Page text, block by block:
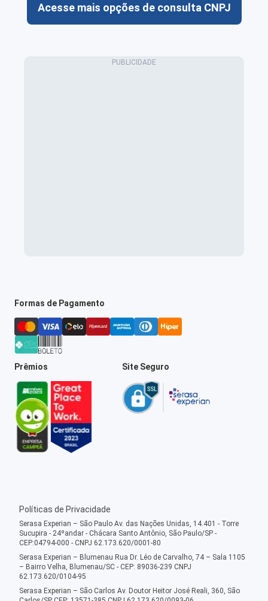
Acesse mais opções de consulta CNPJ
Formas de Pagamento
Prêmios Site Seguro
Políticas de Privacidade
Serasa Experian – São Paulo Av. das Nações Unidas, 14.401 - Torre
Sucupira - 24ºandar - Chácara Santo Antônio, São Paulo/SP -
CEP:04794-000 - CNPJ 62.173.620/0001-80
Serasa Experian – Blumenau Rua Dr. Léo de Carvalho, 74 – Sala 1105
– Bairro Velha, Blumenau/SC - CEP: 89036-239 CNPJ
62.173.620/0104-95
Serasa Experian – São Carlos Av. Doutor Heitor José Reali, 360, São